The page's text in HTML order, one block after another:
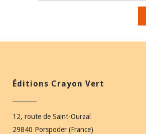
Éditions Crayon Vert
12, route de Saint-Ourzal
29840 Porspoder (France)